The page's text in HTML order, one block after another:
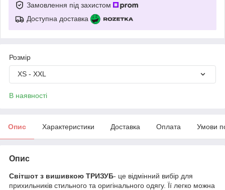
Замовлення під захистом
Доступна доставка
Розмір
XS - XXL
В наявності
Опис Характеристики Доставка Оплата Умови
Опис
Світшот з вишивкою ТРИЗУБ- це відмінний вибір для
прихильників стильного та оригінального одягу. Її легко можна